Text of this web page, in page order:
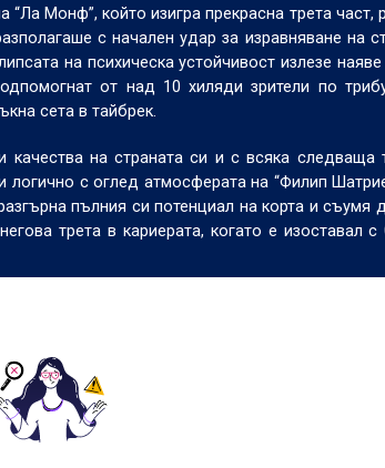
Монф”, който изигра прекрасна трета част,
с начален удар за изравняване на
на психическа устойчивост излезе
от над 10 хиляди зрители по
сета в тайбрек.
на страната си и с всяка следваща
с оглед атмосферата на “Филип
пълния си потенциал на корта и съумя
трета в кариерата, когато е изоставал